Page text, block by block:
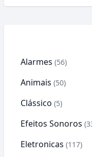
Alarmes (56)
Animais (50)
Clássico (5)
Efeitos Sonoros
Eletronicas (117)